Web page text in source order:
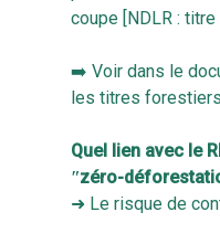
coupe [NDLR :
➡️ Voir dans le
les titres
Quel lien avec le
ʺzéro-
➜ Le risque de